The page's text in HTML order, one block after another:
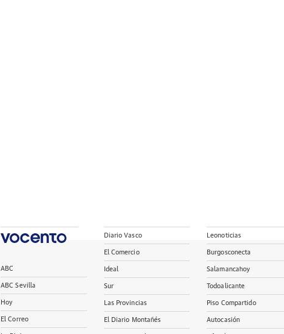
ABC
ABC Sevilla
Hoy
El Correo
Diario Vasco
El Comercio
Ideal
Sur
Las Provincias
El Diario Montañés
Leonoticias
Burgosconecta
Salamancahoy
Todoalicante
Piso Compartido
Autocasión